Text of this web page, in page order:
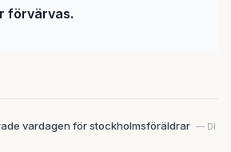
förvärvas.
vardagen för stockholmsföräldrar — DI